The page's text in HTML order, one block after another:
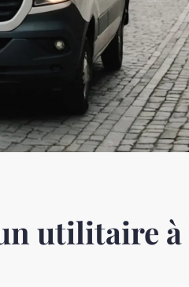
utilitaire